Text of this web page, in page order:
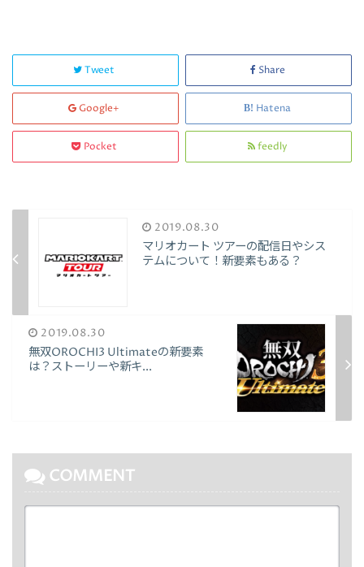
Tweet Share
Google+ Hatena
Pocket feedly
2019.08.30
マリオカート ツアーの配信日やシス
テムについて！新要素もある？
2019.08.30
無双OROCHI3 Ultimateの新要素
は？ストーリーや新キ...
COMMENT